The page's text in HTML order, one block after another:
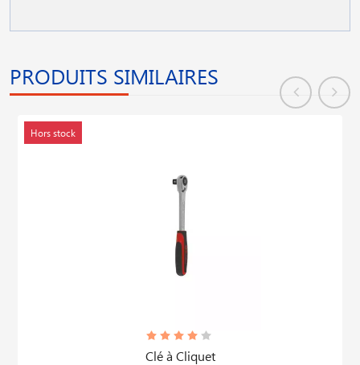
PRODUITS SIMILAIRES
Hors stock
Clé à Cliquet